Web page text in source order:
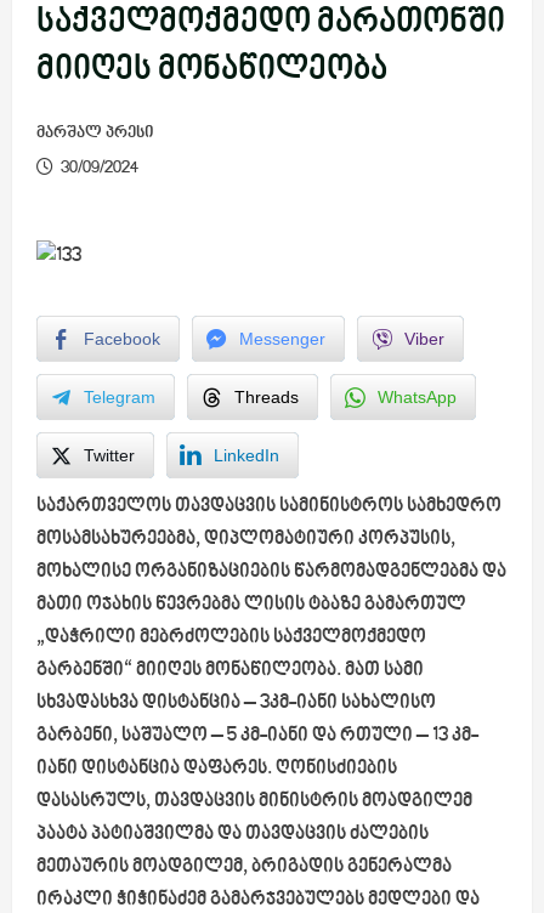
საქველმოქმედო მარათონში
მიიღეს მონაწილეობა
მარშალ პრესი
30/09/2024
Facebook Messenger Viber
Telegram Threads WhatsApp
Twitter LinkedIn
საქართველოს თავდაცვის სამინისტროს სამხედრო
მოსამსახურეებმა, დიპლომატიური კორპუსის,
მოხალისე ორგანიზაციების წარმომადგენლებმა და
მათი ოჯახის წევრებმა ლისის ტბაზე გამართულ
„დაჭრილი მებრძოლების საქველმოქმედო
გარბენში“ მიიღეს მონაწილეობა. მათ სამი
სხვადასხვა დისტანცია – 3კმ-იანი სახალისო
გარბენი, საშუალო – 5 კმ-იანი და რთული – 13 კმ-
იანი დისტანცია დაფარეს. ღონისძიების
დასასრულს, თავდაცვის მინისტრის მოადგილემ
პაატა პატიაშვილმა და თავდაცვის ძალების
მეთაურის მოადგილემ, ბრიგადის გენერალმა
ირაკლი ჭიჭინაძემ გამარჯვებულებს მედლები და